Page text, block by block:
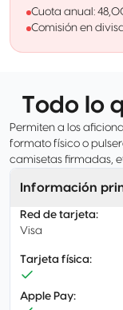
Cuota anual:
Comisión en
Todo lo
Permiten a los
formato físico o
camisetas firmadas,
Información
Red de tarjeta:
Visa
Tarjeta física:
Apple Pay: